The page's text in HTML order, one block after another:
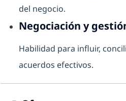
del negocio.
Negociación y
Habilidad para influir,
acuerdos efectivos.